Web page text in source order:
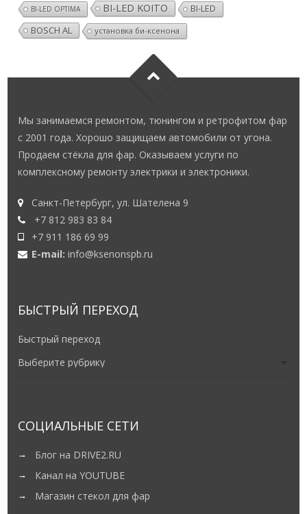
BI-LED OPTIMA BI-LED KOITO BI-LED
BOSCH AL установка би-ксенона
Мы занимаемся ремонтом, тюнингом и ретрофитом фар
с 2001 года. Хорошо защищаем автомобили от угона.
Продаем стёкла для фар. Оказываем услуги по
комплексному ремонту электрики и электроники.
Санкт-Петербург, ул. Шателена 9
+7 812 983 83 84
+7 911 186 69 99
E-mail:info@ksenonspb.ru
БЫСТРЫЙ ПЕРЕХОД
Быстрый переход
СОЦИАЛЬНЫЕ СЕТИ
Блог на DRIVE2.RU
Канал на YOUTUBE
Магазин стекол для фар